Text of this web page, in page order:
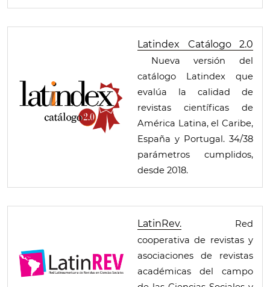
Latindex Catálogo 2.0
Nueva versión del
catálogo Latindex que
evalúa la calidad de
revistas científicas de
América Latina, el Caribe,
España y Portugal. 34/38
parámetros cumplidos,
desde 2018.
LatinRev. Red
cooperativa de revistas y
asociaciones de revistas
académicas del campo